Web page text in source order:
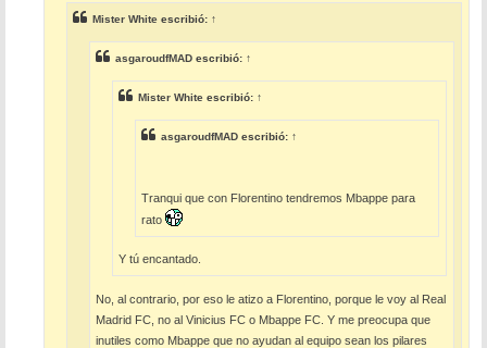
e Mister White escribió: ↑
asgaroudfMAD escribió: ↑
Mister White escribió: ↑
asgaroudfMAD escribió: ↑
Tranqui que con Florentino tendremos Mbappe para
rato
Y tú encantado.
No, al contrario, por eso le atizo a Florentino, porque le voy al Real
Madrid FC, no al Vinicius FC o Mbappe FC. Y me preocupa que
inutiles como Mbappe que no ayudan al equipo sean los pilares